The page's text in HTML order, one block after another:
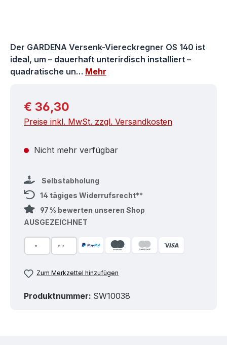
Der GARDENA Versenk-Viereckregner OS 140 ist
ideal, um – dauerhaft unterirdisch installiert –
quadratische un… Mehr
Regulärer Preis:
€ 36,30
Preise inkl. MwSt. zzgl. Versandkosten
Nicht mehr verfügbar
Selbstabholung
14 tägiges Widerrufsrecht**
97 % bewerten unseren Shop
AUSGEZEICHNET
Zum Merkzettel hinzufügen
Produktnummer: SW10038